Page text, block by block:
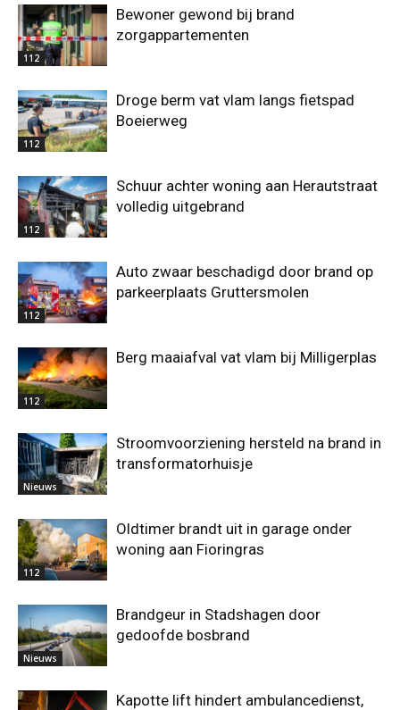
112
Bewoner gewond bij brand
zorgappartementen
112
Droge berm vat vlam langs fietspad
Boeierweg
112
Schuur achter woning aan Herautstraat
volledig uitgebrand
112
Auto zwaar beschadigd door brand op
parkeerplaats Gruttersmolen
112
Berg maaiafval vat vlam bij Milligerplas
Nieuws
Stroomvoorziening hersteld na brand in
transformatorhuisje
112
Oldtimer brandt uit in garage onder
woning aan Fioringras
Nieuws
Brandgeur in Stadshagen door
gedoofde bosbrand
Kapotte lift hindert ambulancedienst,